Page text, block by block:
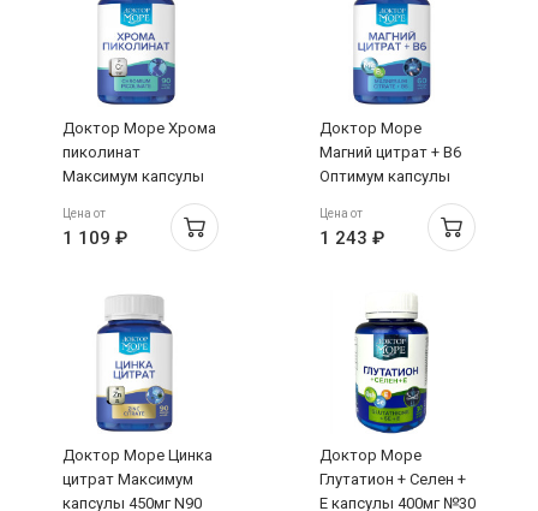
Доктор Море Хрома
пиколинат
Максимум капсулы
Цена от
1 109 ₽
Доктор Море
Магний цитрат + В6
Оптимум капсулы
Цена от
1 243 ₽
Доктор Море Цинка
цитрат Максимум
капсулы 450мг N90
Доктор Море
Глутатион + Селен +
Е капсулы 400мг №30